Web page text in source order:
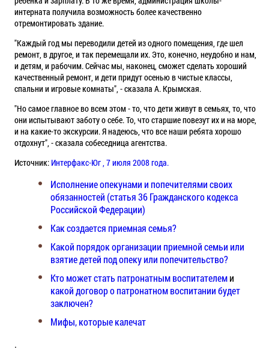
интерната получила возможность более качественно
отремонтировать здание.
"Каждый год мы переводили детей из одного помещения, где шел
ремонт, в другое, и так перемещали их. Это, конечно, неудобно и нам,
и детям, и рабочим. Сейчас мы, наконец, сможет сделать хороший
качественный ремонт, и дети придут осенью в чистые классы,
спальни и игровые комнаты", - сказала А. Крымская.
"Но самое главное во всем этом - то, что дети живут в семьях, то, что
они испытывают заботу о себе. То, что старшие повезут их и на море,
и на какие-то экскурсии. Я надеюсь, что все наши ребята хорошо
отдохнут", - сказала собеседница агентства.
Источник: Интерфакс-Юг , 7 июля 2008 года.
Исполнение опекунами и попечителями своих
обязанностей (статья 36 Гражданского кодекса
Российской Федерации)
Как создается приемная семья?
Какой порядок организации приемной семьи или
взятие детей под опеку или попечительство?
Кто может стать патронатным воспитателеми
какой договор о патронатном воспитании будет
заключен?
Мифы, которые калечат
.